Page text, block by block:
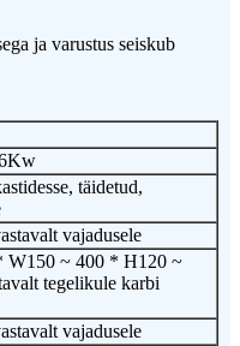
ja varustus seiskub
täidetud,
vajadusele
W150 ~ 400 * H120 ~
tegelikule karbi
vajadusele